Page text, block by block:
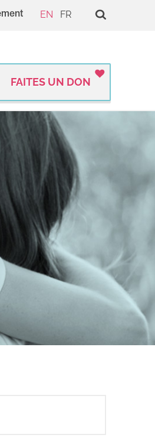
EN FR
FAITES UN DON